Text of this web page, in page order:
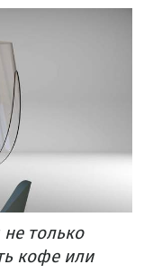
только
кофе или